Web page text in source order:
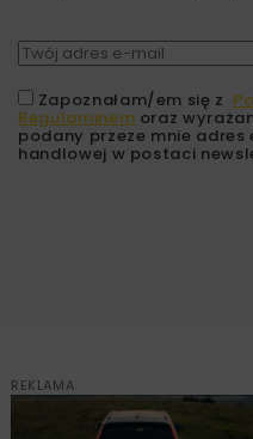
Zapoznałam/em się z
Regulaminem oraz
podany przeze mnie
handlowej w postaci
REKLAMA